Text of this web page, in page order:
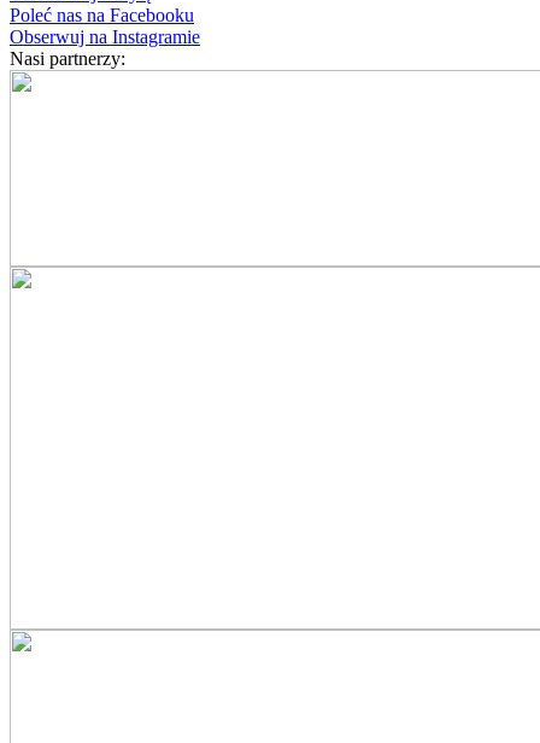
Poleć nas na Facebooku
Obserwuj na Instagramie
Nasi partnerzy: